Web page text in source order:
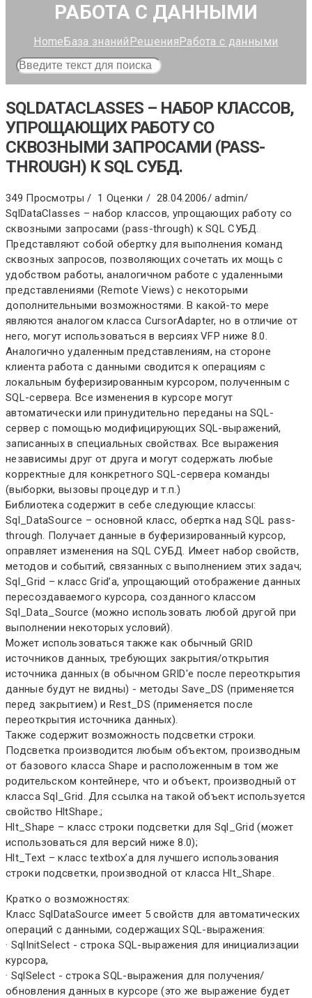
РАБОТА С ДАННЫМИ
HomeБаза знаний РешенияРабота с данными
SQLDATACLASSES – НАБОР КЛАССОВ,
УПРОЩАЮЩИХ РАБОТУ СО
СКВОЗНЫМИ ЗАПРОСАМИ (PASS-
THROUGH) К SQL СУБД.
349 Просмотры / 1 Оценки / 28.04.2006/ admin/
SqlDataClasses – набор классов, упрощающих работу со
сквозными запросами (pass-through) к SQL СУБД.
Представляют собой обертку для выполнения команд
сквозных запросов, позволяющих сочетать их мощь c
удобством работы, аналогичном работе с удаленными
представлениями (Remote Views) с некоторыми
дополнительными возможностями. В какой-то мере
являются аналогом класса CursorAdapter, но в отличие от
него, могут использоваться в версиях VFP ниже 8.0.
Аналогично удаленным представлениям, на стороне
клиента работа с данными сводится к операциям с
локальным буферизированным курсором, полученным с
SQL-сервера. Все изменения в курсоре могут
автоматически или принудительно переданы на SQL-
сервер с помощью модифицирующих SQL-выражений,
записанных в специальных свойствах. Все выражения
независимы друг от друга и могут содержать любые
корректные для конкретного SQL-сервера команды
(выборки, вызовы процедур и т.п.)
Библиотека содержит в себе следующие классы:
Sql_DataSource – основной класс, обертка над SQL pass-
through. Получает данные в буферизированный курсор,
оправляет изменения на SQL СУБД. Имеет набор свойств,
методов и событий, связанных с выполнением этих задач;
Sql_Grid – класс Grid’а, упрощающий отображение данных
пересоздаваемого курсора, созданного классом
Sql_Data_Source (можно использовать любой другой при
выполнении некоторых условий).
Может использоваться также как обычный GRID
источников данных, требующих закрытия/открытия
источника данных (в обычном GRID'е после переоткрытия
данные будут не видны) - методы Save_DS (применяется
перед закрытием) и Rest_DS (применяется после
переоткрытия источника данных).
Также содержит возможность подсветки строки.
Подсветка производится любым объектом, производным
от базового класса Shape и расположенным в том же
родительском контейнере, что и объект, производный от
класса Sql_Grid. Для ссылка на такой объект используется
свойство HltShape.;
Hlt_Shape – класс строки подсветки для Sql_Grid (может
использоваться для версий ниже 8.0);
Hlt_Text – класс textbox’а для лучшего использования
строки подсветки, производной от класса Hlt_Shape.
Кратко о возможностях:
Класс SqlDataSource имеет 5 свойств для автоматических
операций с данными, содержащих SQL-выражения:
· SqlInitSelect - строка SQL-выражения для инициализации
курсора,
· SqlSelect - строка SQL-выражения для получения/
обновления данных в курсоре (это же выражение будет